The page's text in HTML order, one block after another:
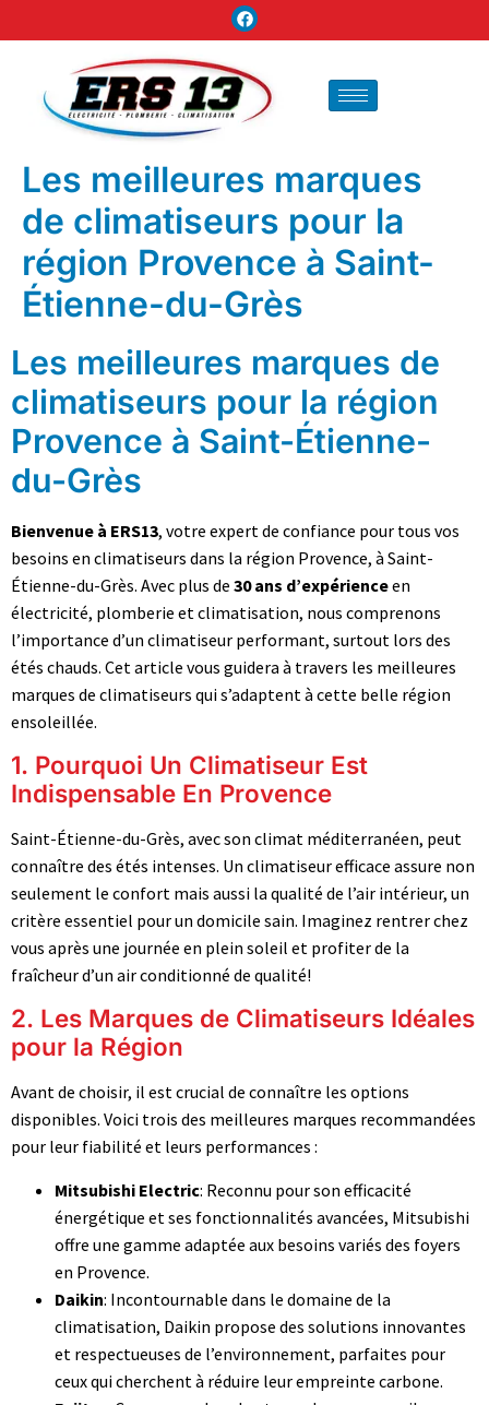
Les meilleures marques
de climatiseurs pour la
région Provence à Saint-
Étienne-du-Grès
Les meilleures marques de
climatiseurs pour la région
Provence à Saint-Étienne-
du-Grès
Bienvenue à ERS13, votre expert de confiance pour tous vos
besoins en climatiseurs dans la région Provence, à Saint-
Étienne-du-Grès. Avec plus de 30 ans d’expérienceen
électricité, plomberie et climatisation, nous comprenons
l’importance d’un climatiseur performant, surtout lors des
étés chauds. Cet article vous guidera à travers les meilleures
marques de climatiseurs qui s’adaptent à cette belle région
ensoleillée.
1. Pourquoi Un Climatiseur Est
Indispensable En Provence
Saint-Étienne-du-Grès, avec son climat méditerranéen, peut
connaître des étés intenses. Un climatiseur efficace assure non
seulement le confort mais aussi la qualité de l’air intérieur, un
critère essentiel pour un domicile sain. Imaginez rentrer chez
vous après une journée en plein soleil et profiter de la
fraîcheur d’un air conditionné de qualité!
2. Les Marques de Climatiseurs Idéales
pour la Région
Avant de choisir, il est crucial de connaître les options
disponibles. Voici trois des meilleures marques recommandées
pour leur fiabilité et leurs performances :
Mitsubishi Electric: Reconnu pour son efficacité
énergétique et ses fonctionnalités avancées, Mitsubishi
offre une gamme adaptée aux besoins variés des foyers
en Provence.
Daikin: Incontournable dans le domaine de la
climatisation, Daikin propose des solutions innovantes
et respectueuses de l’environnement, parfaites pour
ceux qui cherchent à réduire leur empreinte carbone.